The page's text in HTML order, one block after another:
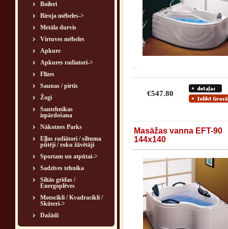
Boileri
Biroja mēbeles->
Metāla durvis
Virtuves mēbeles
Apkure
Apkures radiatori->
Flīzes
Saunas / pirtis
Žogi
Santehnikas
izpārdošana
Nākotnes Parks
Eļļas radiātori / siltuma
pūtēji / roku žāvētāji
Sportam un atpūtai->
Sadzīves tehnika
Siltās grīdas /
Energoplēves
Motocikli / Kvadracikli /
Skūteri->
Dažādi
€547.80
Masāžas vanna EFT-90
144x140